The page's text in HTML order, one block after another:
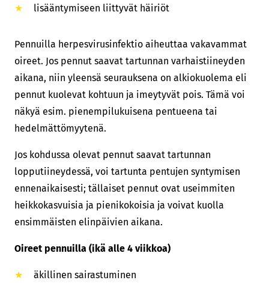
lisääntymiseen liittyvät häiriöt
Pennuilla herpesvirusinfektio aiheuttaa vakavammat
oireet. Jos pennut saavat tartunnan varhaistiineyden
aikana, niin yleensä seurauksena on alkiokuolema eli
pennut kuolevat kohtuun ja imeytyvät pois. Tämä voi
näkyä esim. pienempilukuisena pentueena tai
hedelmättömyytenä.
Jos kohdussa olevat pennut saavat tartunnan
lopputiineydessä, voi tartunta pentujen syntymisen
ennenaikaisesti; tällaiset pennut ovat useimmiten
heikkokasvuisia ja pienikokoisia ja voivat kuolla
ensimmäisten elinpäivien aikana.
Oireet pennuilla (ikä alle 4 viikkoa)
äkillinen sairastuminen